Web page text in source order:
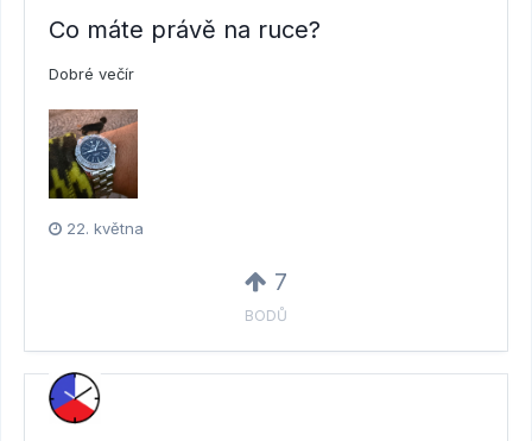
Co máte právě na ruce?
Dobré večír
22. května
7
BODŮ